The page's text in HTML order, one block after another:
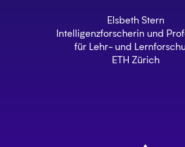
Elsbeth Stern
Intelligenzforscherin und
für Lehr- und
ETH Zürich